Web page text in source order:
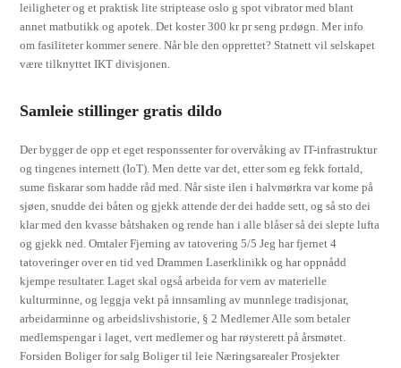
leiligheter og et praktisk lite striptease oslo g spot vibrator med blant
annet matbutikk og apotek. Det koster 300 kr pr seng pr.døgn. Mer info
om fasiliteter kommer senere. Når ble den opprettet? Statnett vil selskapet
være tilknyttet IKT divisjonen.
Samleie stillinger gratis dildo
Der bygger de opp et eget responssenter for overvåking av IT-infrastruktur
og tingenes internett (IoT). Men dette var det, etter som eg fekk fortald,
sume fiskarar som hadde råd med. Når siste ilen i halvmørkra var kome på
sjøen, snudde dei båten og gjekk attende der dei hadde sett, og så sto dei
klar med den kvasse båtshaken og rende han i alle blåser så dei slepte lufta
og gjekk ned. Omtaler Fjerning av tatovering 5/5 Jeg har fjernet 4
tatoveringer over en tid ved Drammen Laserklinikk og har oppnådd
kjempe resultater. Laget skal også arbeida for vern av materielle
kulturminne, og leggja vekt på innsamling av munnlege tradisjonar,
arbeidarminne og arbeidslivshistorie, § 2 Medlemer Alle som betaler
medlemspengar i laget, vert medlemer og har røysterett på årsmøtet.
Forsiden Boliger for salg Boliger til leie Næringsarealer Prosjekter